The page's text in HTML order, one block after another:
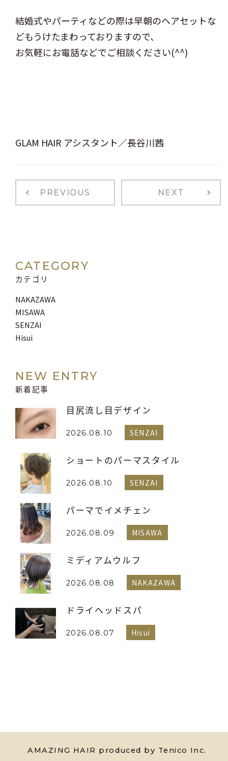
結婚式やパーティなどの際は早朝のヘアセットな
どもうけたまわっておりますので、
お気軽にお電話などでご相談ください(^^)
GLAM HAIR アシスタント／長谷川茜
PREVIOUS NEXT
CATEGORY
カテゴリ
NAKAZAWA
MISAWA
SENZAI
Hisui
NEW ENTRY
新着記事
目尻流し目デザイン
2026.08.10 SENZAI
ショートのパーマスタイル
2026.08.10 SENZAI
パーマでイメチェン
2026.08.09 MISAWA
ミディアムウルフ
2026.08.08 NAKAZAWA
ドライヘッドスパ
2026.08.07 Hisui
AMAZING HAIR produced by Tenico Inc.